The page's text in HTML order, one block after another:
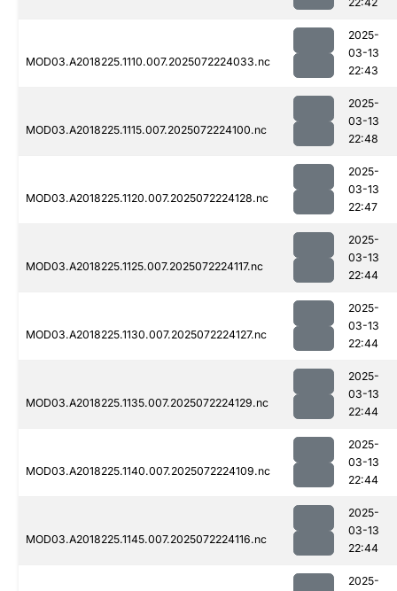
MOD03.A2018225.1110.007.2025072224033.nc
2025-
03-13
22:43
MOD03.A2018225.1115.007.2025072224100.nc
2025-
03-13
22:48
MOD03.A2018225.1120.007.2025072224128.nc
2025-
03-13
22:47
MOD03.A2018225.1125.007.2025072224117.nc
2025-
03-13
22:44
MOD03.A2018225.1130.007.2025072224127.nc
2025-
03-13
22:44
MOD03.A2018225.1135.007.2025072224129.nc
2025-
03-13
22:44
MOD03.A2018225.1140.007.2025072224109.nc
2025-
03-13
22:44
MOD03.A2018225.1145.007.2025072224116.nc
2025-
03-13
22:44
2025-